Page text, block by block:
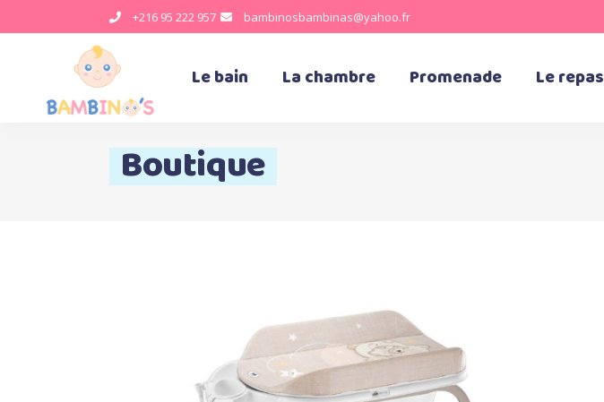
+216 95 222 957 bambinosbambinas@yahoo.fr
Le bain La chambre Promenade Le repas
Boutique